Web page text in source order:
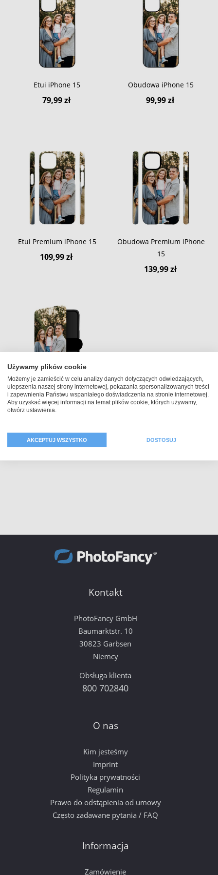
Etui iPhone 15
79,99 zł
Obudowa iPhone 15
99,99 zł
Etui Premium iPhone 15
109,99 zł
Obudowa Premium iPhone
15
139,99 zł
Pokrowiec z klapką iPhone
15
Kontakt
PhotoFancy GmbH
Baumarktstr. 10
30823 Garbsen
Niemcy
Obsługa klienta
800 702840
O nas
Kim jesteśmy
Imprint
Polityka prywatności
Regulamin
Prawo do odstąpienia od umowy
Często zadawane pytania / FAQ
Informacja
Zamówienie
Używamy plików cookie
Możemy je zamieścić w celu analizy danych dotyczących odwiedzających,
ulepszenia naszej strony internetowej, pokazania spersonalizowanych treści
i zapewnienia Państwu wspaniałego doświadczenia na stronie internetowej.
Aby uzyskać więcej informacji na temat plików cookie, których używamy,
otwórz ustawienia.
AKCEPTUJ WSZYSTKO DOSTOSUJ